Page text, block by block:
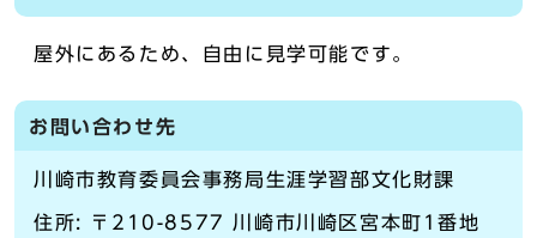
屋外にあるため、自由に見学可能です。
お問い合わせ先
川崎市教育委員会事務局生涯学習部文化財課
住所: 〒210-8577 川崎市川崎区宮本町1番地